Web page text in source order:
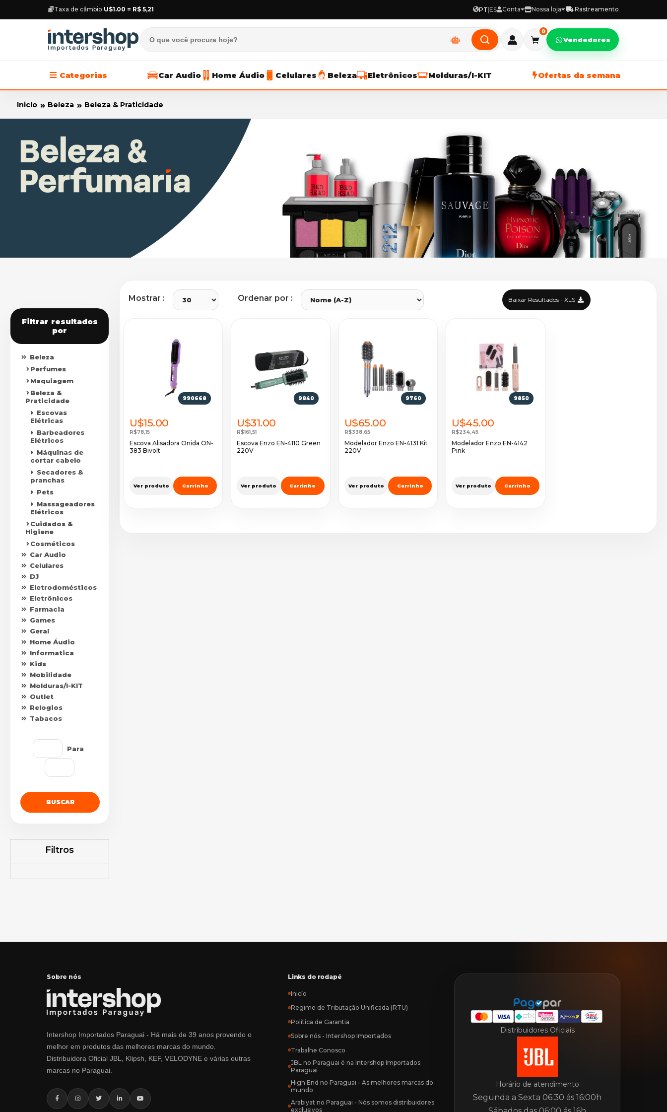
Taxa de câmbio:U$1.00 = R$ 5,21 PT|ES Conta Nossa loja Rastreamento
0
Vendedores
Categorias Car Audio Home Áudio Celulares Beleza Eletrônicos Molduras/I-KIT Ofertas da semana
Inicío Beleza Beleza & Praticidade
Filtrar resultados
por
Beleza
Perfumes
Maquiagem
Beleza &
Praticidade
Escovas
Elétricas
Barbeadores
Elétricos
Máquinas de
cortar cabelo
Secadores &
pranchas
Pets
Massageadores
Elétricos
Cuidados &
Higiene
Cosméticos
Car Audio
Celulares
DJ
Eletrodomésticos
Eletrônicos
Farmacia
Games
Geral
Home Áudio
Informatica
Kids
Mobilidade
Molduras/I-KIT
Outlet
Relogios
Tabacos
Para
BUSCAR
Filtros
Baixar Resultados - XLS
Mostrar : Ordenar por :
990668
U$15.00
R$78,15
Escova Alisadora Onida ON-
383 Bivolt
Ver produto Carrinho
9840
U$31.00
R$161,51
Escova Enzo EN-4110 Green
220V
Ver produto Carrinho
9760
U$65.00
R$338,65
Modelador Enzo EN-4131 Kit
220V
Ver produto Carrinho
9850
U$45.00
R$234,45
Modelador Enzo EN-4142
Pink
Ver produto Carrinho
Sobre nós
Intershop Importados Paraguai - Há mais de 39 anos provendo o
melhor em produtos das melhores marcas do mundo.
Distribuidora Oficial JBL, Klipsh, KEF, VELODYNE e várias outras
marcas no Paraguai.
Links do rodapé
Inicío
Regime de Tributação Unificada (RTU)
Política de Garantia
Sobre nós - Intershop Importados
Trabalhe Conosco
JBL no Paraguai é na Intershop Importados
Paraguai
High End no Paraguai - As melhores marcas do
mundo
Arabiyat no Paraguai - Nós somos distribuidores
exclusivos
Distribuidores Oficiais
Horário de atendimento
Segunda a Sexta 06:30 ás 16:00h